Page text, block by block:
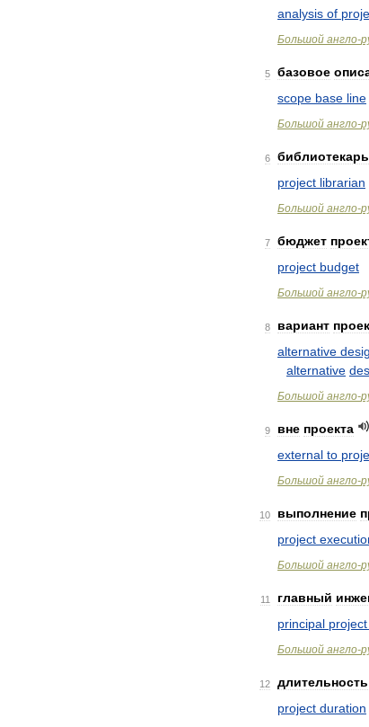
analysis of
Большой англо-
5 базовое
scope base line
Большой англо-
6 библиотекарь
project librarian
Большой англо-
7 бюджет
project budget
Большой англо-
8 вариант
alternative
alternative
Большой англо-
9 вне проекта
external to
Большой англо-
10 выполнение
project
Большой англо-
11 главный
principal project
Большой англо-
12 длительность
project duration